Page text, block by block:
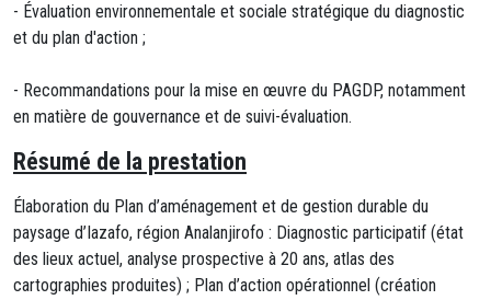
- Évaluation environnementale et sociale stratégique du diagnostic
et du plan d'action ;
- Recommandations pour la mise en œuvre du PAGDP, notamment
en matière de gouvernance et de suivi-évaluation.
Résumé de la prestation
Élaboration du Plan d’aménagement et de gestion durable du
paysage d’Iazafo, région Analanjirofo : Diagnostic participatif (état
des lieux actuel, analyse prospective à 20 ans, atlas des
cartographies produites) ; Plan d’action opérationnel (création